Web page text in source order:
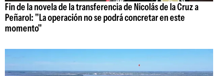
Fin de la novela de la transferencia de Nicolás de la Cruz a
Peñarol: "La operación no se podrá concretar en este
momento"